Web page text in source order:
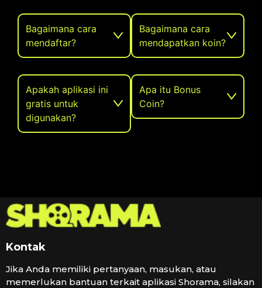
Bagaimana cara
mendaftar?
Apakah aplikasi ini
gratis untuk
digunakan?
Bagaimana cara
mendapatkan koin?
Apa itu Bonus
Coin?
Kontak
Jika Anda memiliki pertanyaan, masukan, atau
memerlukan bantuan terkait aplikasi Shorama, silakan